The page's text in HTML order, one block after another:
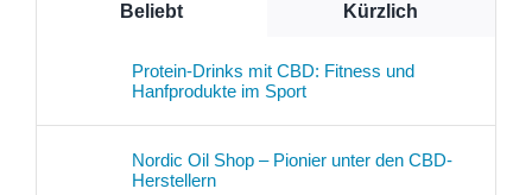
Beliebt Kürzlich
Protein-Drinks mit CBD: Fitness und
Hanfprodukte im Sport
Nordic Oil Shop – Pionier unter den CBD-
Herstellern